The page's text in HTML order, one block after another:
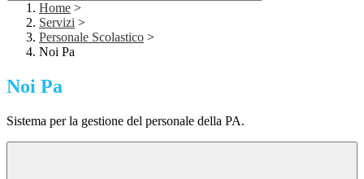
Home >
Servizi >
Personale Scolastico >
Noi Pa
Noi Pa
Sistema per la gestione del personale della PA.